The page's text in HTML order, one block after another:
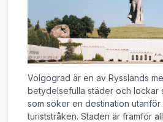
Volgograd är en av Rysslands
betydelsefulla städer och lockar
som söker en destination utanför
turiststråken. Staden är framför